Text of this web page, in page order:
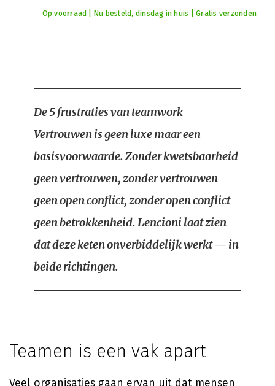
Op voorraad | Nu besteld, dinsdag in huis | Gratis verzonden
De 5 frustraties van teamwork
Vertrouwen is geen luxe maar een
basisvoorwaarde. Zonder kwetsbaarheid
geen vertrouwen, zonder vertrouwen
geen open conflict, zonder open conflict
geen betrokkenheid. Lencioni laat zien
dat deze keten onverbiddelijk werkt — in
beide richtingen.
Teamen is een vak apart
Veel organisaties gaan ervan uit dat mensen